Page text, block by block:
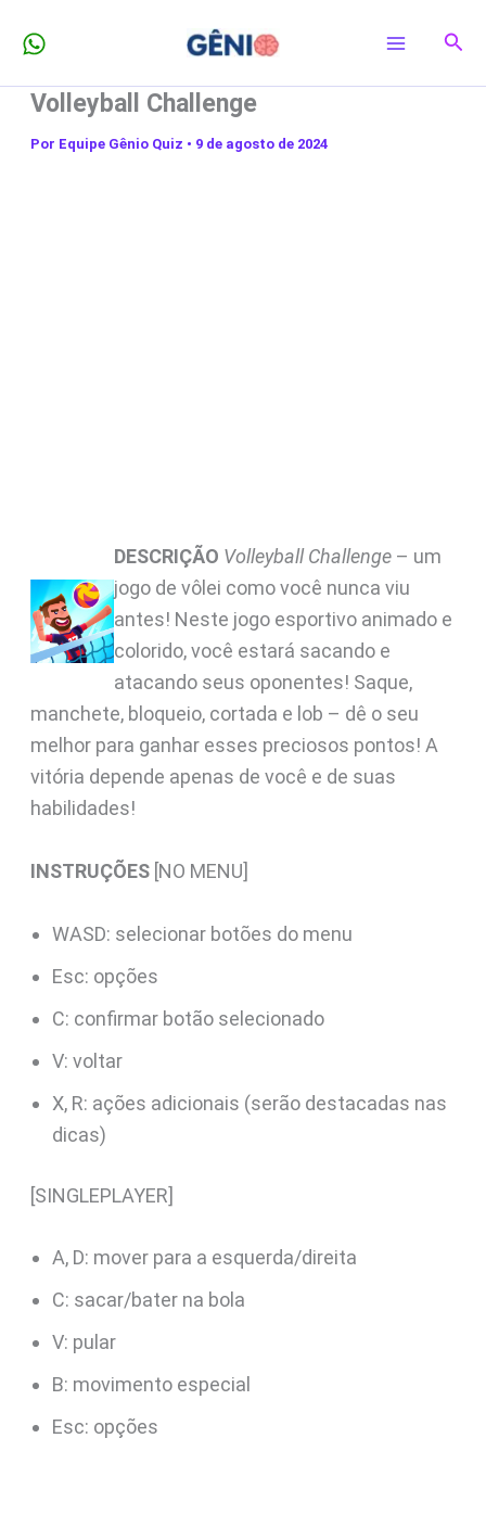
para
conteúdo
Volleyball Challenge
Por Equipe Gênio Quiz • 9 de agosto de 2024
DESCRIÇÃO Volleyball Challenge– um
jogo de vôlei como você nunca viu
antes! Neste jogo esportivo animado e
colorido, você estará sacando e
atacando seus oponentes! Saque,
manchete, bloqueio, cortada e lob – dê o seu
melhor para ganhar esses preciosos pontos! A
vitória depende apenas de você e de suas
habilidades!
INSTRUÇÕES[NO MENU]
WASD: selecionar botões do menu
Esc: opções
C: confirmar botão selecionado
V: voltar
X, R: ações adicionais (serão destacadas nas
dicas)
[SINGLEPLAYER]
A, D: mover para a esquerda/direita
C: sacar/bater na bola
V: pular
B: movimento especial
Esc: opções